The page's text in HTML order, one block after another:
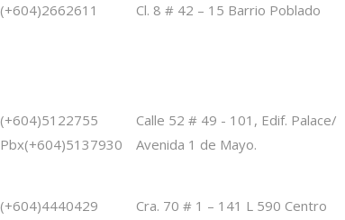
(+604)2662611 Cl. 8 # 42 – 15 Barrio Poblado
(+604)5122755
Pbx(+604)5137930
Calle 52 # 49 - 101, Edif. Palace/
Avenida 1 de Mayo.
(+604)4440429
Cra. 70 # 1 – 141 L 590 Centro